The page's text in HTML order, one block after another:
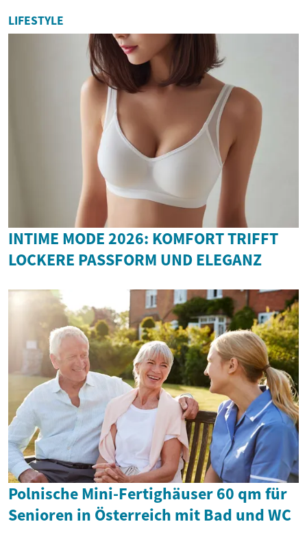
LIFESTYLE
INTIME MODE 2026: KOMFORT TRIFFT
LOCKERE PASSFORM UND ELEGANZ
Polnische Mini-Fertighäuser 60 qm für
Senioren in Österreich mit Bad und WC